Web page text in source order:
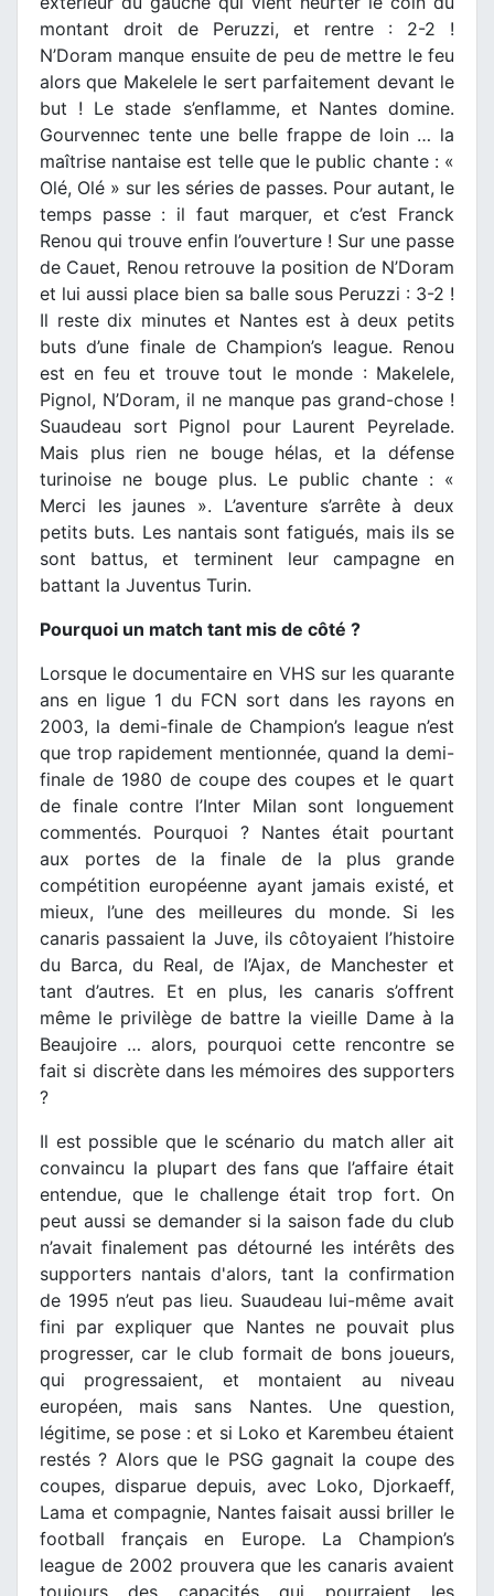
montant droit de Peruzzi, et rentre : 2-2 !
N’Doram manque ensuite de peu de mettre le feu
alors que Makelele le sert parfaitement devant le
but ! Le stade s’enflamme, et Nantes domine.
Gourvennec tente une belle frappe de loin … la
maîtrise nantaise est telle que le public chante : «
Olé, Olé » sur les séries de passes. Pour autant, le
temps passe : il faut marquer, et c’est Franck
Renou qui trouve enfin l’ouverture ! Sur une passe
de Cauet, Renou retrouve la position de N’Doram
et lui aussi place bien sa balle sous Peruzzi : 3-2 !
Il reste dix minutes et Nantes est à deux petits
buts d’une finale de Champion’s league. Renou
est en feu et trouve tout le monde : Makelele,
Pignol, N’Doram, il ne manque pas grand-chose !
Suaudeau sort Pignol pour Laurent Peyrelade.
Mais plus rien ne bouge hélas, et la défense
turinoise ne bouge plus. Le public chante : «
Merci les jaunes ». L’aventure s’arrête à deux
petits buts. Les nantais sont fatigués, mais ils se
sont battus, et terminent leur campagne en
battant la Juventus Turin.
Pourquoi un match tant mis de côté ?
Lorsque le documentaire en VHS sur les quarante
ans en ligue 1 du FCN sort dans les rayons en
2003, la demi-finale de Champion’s league n’est
que trop rapidement mentionnée, quand la demi-
finale de 1980 de coupe des coupes et le quart
de finale contre l’Inter Milan sont longuement
commentés. Pourquoi ? Nantes était pourtant
aux portes de la finale de la plus grande
compétition européenne ayant jamais existé, et
mieux, l’une des meilleures du monde. Si les
canaris passaient la Juve, ils côtoyaient l’histoire
du Barca, du Real, de l’Ajax, de Manchester et
tant d’autres. Et en plus, les canaris s’offrent
même le privilège de battre la vieille Dame à la
Beaujoire … alors, pourquoi cette rencontre se
fait si discrète dans les mémoires des supporters
?
Il est possible que le scénario du match aller ait
convaincu la plupart des fans que l’affaire était
entendue, que le challenge était trop fort. On
peut aussi se demander si la saison fade du club
n’avait finalement pas détourné les intérêts des
supporters nantais d'alors, tant la confirmation
de 1995 n’eut pas lieu. Suaudeau lui-même avait
fini par expliquer que Nantes ne pouvait plus
progresser, car le club formait de bons joueurs,
qui progressaient, et montaient au niveau
européen, mais sans Nantes. Une question,
légitime, se pose : et si Loko et Karembeu étaient
restés ? Alors que le PSG gagnait la coupe des
coupes, disparue depuis, avec Loko, Djorkaeff,
Lama et compagnie, Nantes faisait aussi briller le
football français en Europe. La Champion’s
league de 2002 prouvera que les canaris avaient